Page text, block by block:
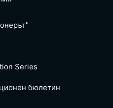
Series
бюлетин